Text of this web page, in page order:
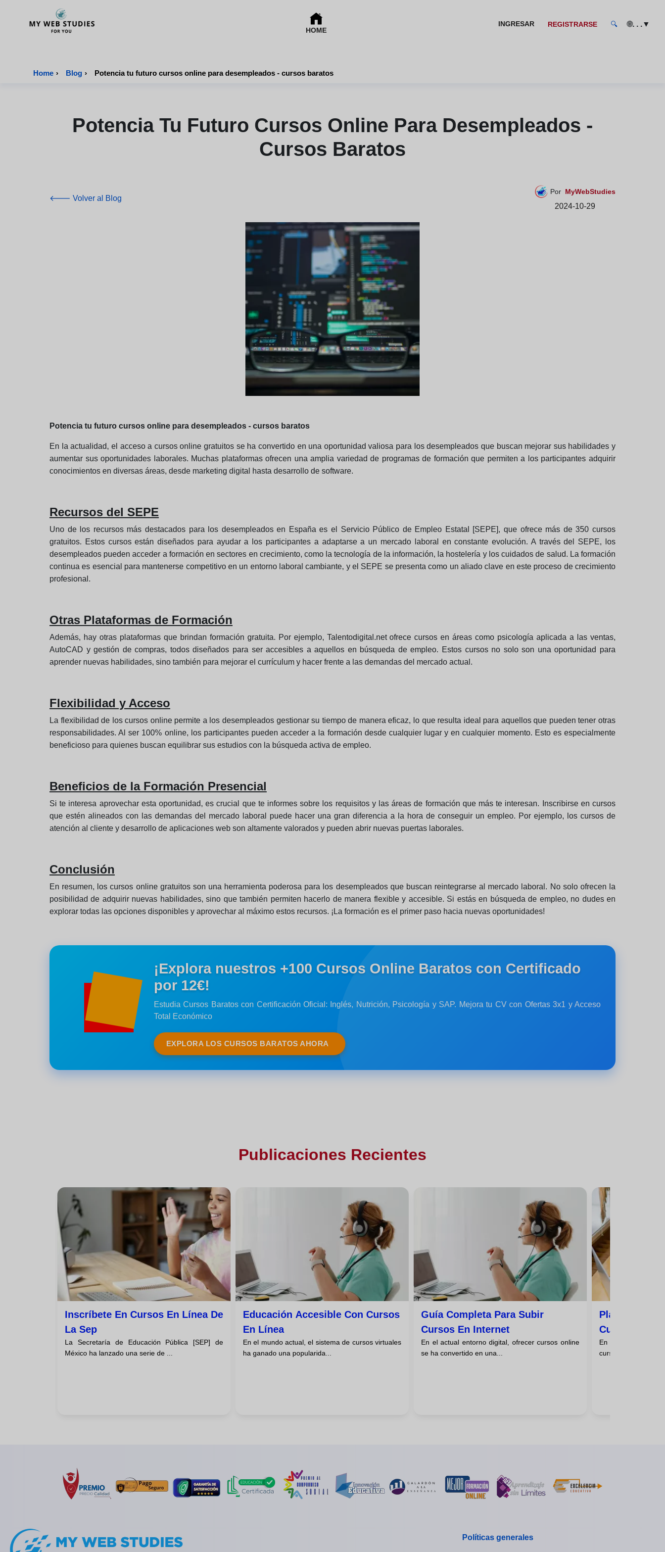
HOME
INGRESAR REGISTRARSE 🔍 🌐. . .▼
Home › Blog › Potencia tu futuro cursos online para desempleados - cursos baratos
Potencia Tu Futuro Cursos Online Para Desempleados -
Cursos Baratos
🡐 Volver al Blog
Por MyWebStudies
2024-10-29
Potencia tu futuro cursos online para desempleados - cursos baratos
En la actualidad, el acceso a cursos online gratuitos se ha convertido en una oportunidad valiosa para los desempleados que buscan mejorar sus habilidades y
aumentar sus oportunidades laborales. Muchas plataformas ofrecen una amplia variedad de programas de formación que permiten a los participantes adquirir
conocimientos en diversas áreas, desde marketing digital hasta desarrollo de software.
Recursos del SEPE
Uno de los recursos más destacados para los desempleados en España es el Servicio Público de Empleo Estatal [SEPE], que ofrece más de 350 cursos
gratuitos. Estos cursos están diseñados para ayudar a los participantes a adaptarse a un mercado laboral en constante evolución. A través del SEPE, los
desempleados pueden acceder a formación en sectores en crecimiento, como la tecnología de la información, la hostelería y los cuidados de salud. La formación
continua es esencial para mantenerse competitivo en un entorno laboral cambiante, y el SEPE se presenta como un aliado clave en este proceso de crecimiento
profesional.
Otras Plataformas de Formación
Además, hay otras plataformas que brindan formación gratuita. Por ejemplo, Talentodigital.net ofrece cursos en áreas como psicología aplicada a las ventas,
AutoCAD y gestión de compras, todos diseñados para ser accesibles a aquellos en búsqueda de empleo. Estos cursos no solo son una oportunidad para
aprender nuevas habilidades, sino también para mejorar el currículum y hacer frente a las demandas del mercado actual.
Flexibilidad y Acceso
La flexibilidad de los cursos online permite a los desempleados gestionar su tiempo de manera eficaz, lo que resulta ideal para aquellos que pueden tener otras
responsabilidades. Al ser 100% online, los participantes pueden acceder a la formación desde cualquier lugar y en cualquier momento. Esto es especialmente
beneficioso para quienes buscan equilibrar sus estudios con la búsqueda activa de empleo.
Beneficios de la Formación Presencial
Si te interesa aprovechar esta oportunidad, es crucial que te informes sobre los requisitos y las áreas de formación que más te interesan. Inscribirse en cursos
que estén alineados con las demandas del mercado laboral puede hacer una gran diferencia a la hora de conseguir un empleo. Por ejemplo, los cursos de
atención al cliente y desarrollo de aplicaciones web son altamente valorados y pueden abrir nuevas puertas laborales.
Conclusión
En resumen, los cursos online gratuitos son una herramienta poderosa para los desempleados que buscan reintegrarse al mercado laboral. No solo ofrecen la
posibilidad de adquirir nuevas habilidades, sino que también permiten hacerlo de manera flexible y accesible. Si estás en búsqueda de empleo, no dudes en
explorar todas las opciones disponibles y aprovechar al máximo estos recursos. ¡La formación es el primer paso hacia nuevas oportunidades!
¡Explora nuestros +100 Cursos Online Baratos con Certificado
por 12€!
Estudia Cursos Baratos con Certificación Oficial: Inglés, Nutrición, Psicología y SAP. Mejora tu CV con Ofertas 3x1 y Acceso
Total Económico
EXPLORA LOS CURSOS BARATOS AHORA
Publicaciones Recientes
Inscríbete En Cursos En Línea De
La Sep
La Secretaría de Educación Pública [SEP] de
México ha lanzado una serie de ...
Educación Accesible Con Cursos
En Línea
En el mundo actual, el sistema de cursos virtuales
ha ganado una popularida...
Guía Completa Para Subir
Cursos En Internet
En el actual entorno digital, ofrecer cursos online
se ha convertido en una...
Plataformas
Cursos
En la era digital
cursos online han
Políticas generales